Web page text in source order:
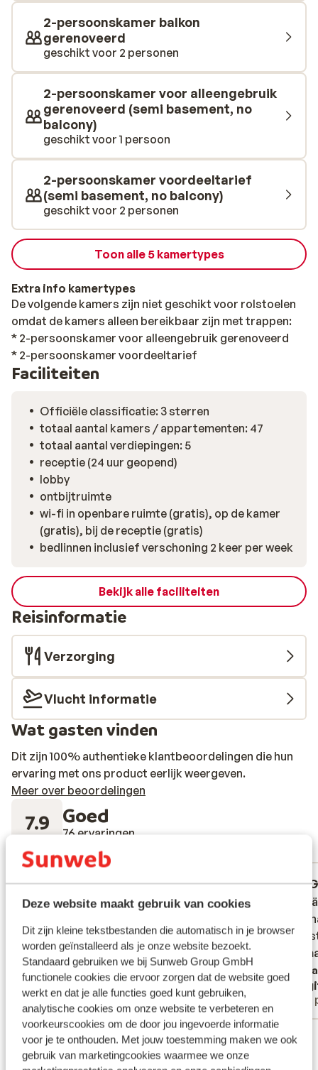
Deze website maakt gebruik van cookies
Dit zijn kleine tekstbestanden die automatisch in je browser
worden geïnstalleerd als je onze website bezoekt.
Standaard gebruiken we bij Sunweb Group GmbH
functionele cookies die ervoor zorgen dat de website goed
werkt en dat je alle functies goed kunt gebruiken,
analytische cookies om onze website te verbeteren en
voorkeurscookies om de door jou ingevoerde informatie
voor je te onthouden. Met jouw toestemming maken we ook
gebruik van marketingcookies waarmee we onze
2-persoonskamer balkon
gerenoveerd
geschikt voor 2 personen
2-persoonskamer voor alleengebruik
gerenoveerd (semi basement, no
balcony)
geschikt voor 1 persoon
2-persoonskamer voordeeltarief
(semi basement, no balcony)
geschikt voor 2 personen
Toon alle 5 kamertypes
Extra info kamertypes
De volgende kamers zijn niet geschikt voor rolstoelen
omdat de kamers alleen bereikbaar zijn met trappen:
* 2-persoonskamer voor alleengebruik gerenoveerd
* 2-persoonskamer voordeeltarief
Faciliteiten
Officiële classificatie: 3 sterren
totaal aantal kamers / appartementen: 47
totaal aantal verdiepingen: 5
receptie (24 uur geopend)
lobby
ontbijtruimte
wi-fi in openbare ruimte (gratis), op de kamer
(gratis), bij de receptie (gratis)
bedlinnen inclusief verschoning 2 keer per week
Bekijk alle faciliteiten
Reisinformatie
Verzorging
Vlucht informatie
Wat gasten vinden
Dit zijn 100% authentieke klantbeoordelingen die hun
ervaring met ons product eerlijk weergeven.
Meer over beoordelingen
7.9 Goed
76 ervaringen
Meest geboekt door met partner
7.4 Goed
2 weken geleden
Prisvärd och perfekt läge.
Prisvärd och perfekt läge.
Anoniem
Met partner
6.4
Läget
var
Läget
var
Bekijk alle 76 ervaringen
Ligging